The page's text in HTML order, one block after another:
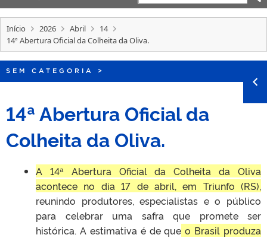
EDITAIS
INTERNACIONAL
Início 2026 Abril
14
14ª Abertura Oficial da Colheita da Oliva.
SEM CATEGORIA >
14ª Abertura Oficial da
Colheita da Oliva.
A 14ª Abertura Oficial da Colheita da Oliva
acontece no dia 17 de abril, em Triunfo (RS),
reunindo produtores, especialistas e o público
para celebrar uma safra que promete ser
histórica. A estimativa é de que o Brasil produza